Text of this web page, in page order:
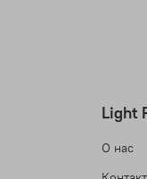
Light
О нас